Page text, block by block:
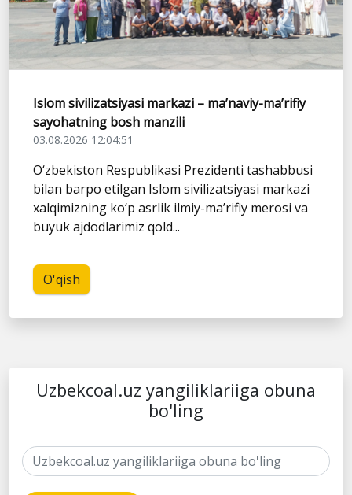
Islom sivilizatsiyasi markazi – ma’naviy-ma’rifiy
sayohatning bosh manzili
03.08.2026 12:04:51
O‘zbekiston Respublikasi Prezidenti tashabbusi
bilan barpo etilgan Islom sivilizatsiyasi markazi
xalqimizning ko‘p asrlik ilmiy-ma’rifiy merosi va
buyuk ajdodlarimiz qold...
O'qish
Uzbekcoal.uz yangiliklariiga obuna
bo'ling